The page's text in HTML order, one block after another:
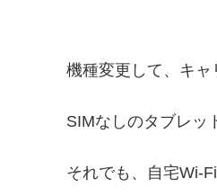
機種変更して、キ
SIMなしのタブレッ
それでも、自宅Wi-